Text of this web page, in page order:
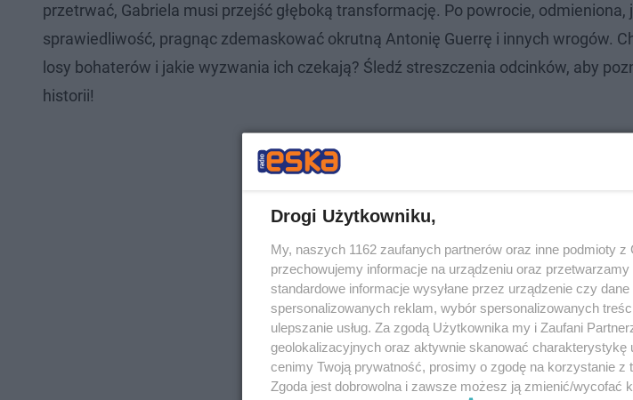
przetrwać, Gabriela musi przejść głęboką transformację. Po powrocie,
sprawiedliwość, pragnąc zdemaskować okrutną Antonię Guerrę i innych wrogów.
losy bohaterów i jakie wyzwania ich czekają? Śledź streszczenia odcinków, aby
historii!
Drogi Użytkowniku,
My, naszych 1162 zaufanych partnerów oraz inne podmioty
przechowujemy informacje na urządzeniu oraz
standardowe informacje wysyłane przez urządzenie czy
spersonalizowanych reklam, wybór spersonalizowanych
ulepszanie usług. Za zgodą Użytkownika my i Zaufani
geolokalizacyjnych oraz aktywnie skanować charakterystykę
cenimy Twoją prywatność, prosimy o zgodę na korzystanie z
Zgoda jest dobrowolna i zawsze możesz ją zmienić/wycofać